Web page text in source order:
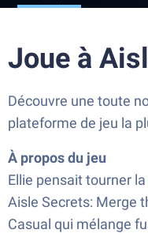
Joue à
Découvre une toute
plateforme de jeu la
À propos du jeu
Ellie pensait tourner
Aisle Secrets: Merge
Casual qui mélange